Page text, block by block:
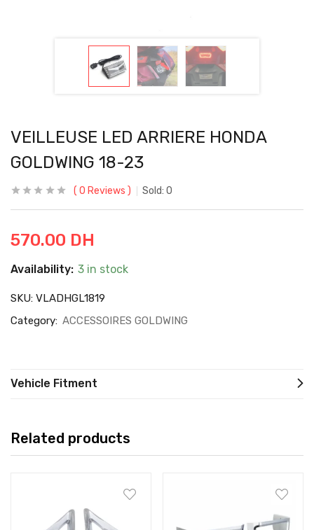
VEILLEUSE LED ARRIERE HONDA
GOLDWING 18-23
0 Reviews Sold: 0
570.00 DH
Availability: 3 in stock
SKU: VLADHGL1819
Category: ACCESSOIRES GOLDWING
Vehicle Fitment
Related products